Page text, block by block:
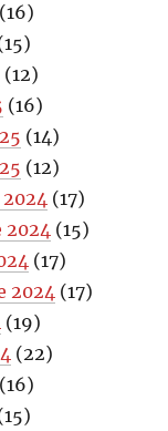
(16)
(12)
(16)
(14)
(12)
2024 (17)
2024 (15)
(17)
2024 (17)
(19)
(22)
(16)